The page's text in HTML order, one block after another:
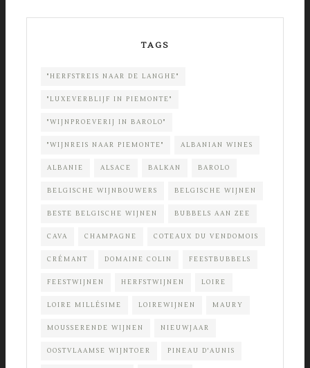
TAGS
"HERFSTREIS NAAR DE LANGHE"
"LUXEVERBLIJF IN PIEMONTE"
"WIJNPROEVERIJ IN BAROLO"
"WIJNREIS NAAR PIEMONTE" ALBANIAN WINES
ALBANIE ALSACE BALKAN BAROLO
BELGISCHE WIJNBOUWERS BELGISCHE WIJNEN
BESTE BELGISCHE WIJNEN BUBBELS AAN ZEE
CAVA CHAMPAGNE COTEAUX DU VENDOMOIS
CRÉMANT DOMAINE COLIN FEESTBUBBELS
FEESTWIJNEN HERFSTWIJNEN LOIRE
LOIRE MILLÉSIME LOIREWIJNEN MAURY
MOUSSERENDE WIJNEN NIEUWJAAR
OOSTVLAAMSE WIJNTOER PINEAU D'AUNIS